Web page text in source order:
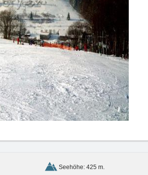
Seehöhe: 425 m.